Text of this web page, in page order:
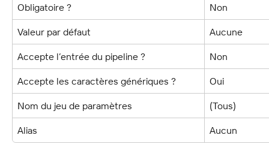
Obligatoire ? Non
Valeur par défaut Aucune
Accepte l’entrée du pipeline ? Non
Accepte les caractères génériques ? Oui
Nom du jeu de paramètres (Tous)
Alias Aucun